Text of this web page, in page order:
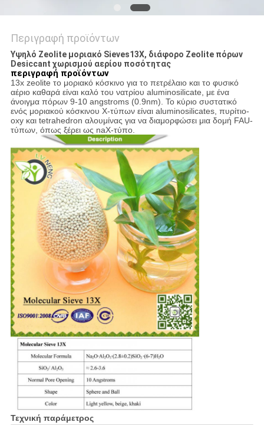
POLICY
Περιγραφή προϊόντων
Υψηλό Zeolite μοριακό Sieves13X, διάφορο Zeolite πόρων
Desiccant χωρισμού αερίου ποσότητας
περιγραφή προϊόντων
13x zeolite το μοριακό κόσκινο για το πετρέλαιο και το φυσικό
αέριο καθαρά είναι καλό του νατρίου aluminosilicate, με ένα
άνοιγμα πόρων 9-10 angstroms (0.9nm). Το κύριο συστατικό
ενός μοριακού κόσκινου Χ-τύπων είναι aluminosilicates, πυρίτιο-
oxy και tetrahedron αλουμίνας για να διαμορφώσει μια δομή FAU-
τύπων, όπως ξέρει ως naX-τύπο.
Τεχνική παράμετρος